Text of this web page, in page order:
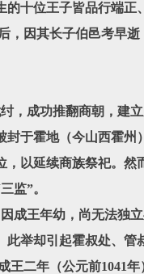
十位王子皆品行端
因其长子伯邑考早逝
成功推翻商朝，建
于霍地（今山西霍
以延续商族祭祀。
监”。
王年幼，尚无法独
举却引起霍叔处、
二年（公元前1041